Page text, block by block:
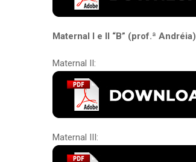
Maternal I e II “B” (prof.ª Andréia)
Maternal II:
Maternal III: